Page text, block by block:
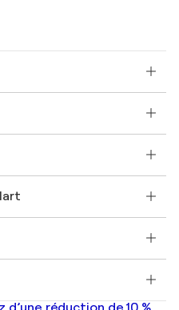
original